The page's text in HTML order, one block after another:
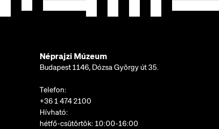
Néprajzi Múzeum
Budapest 1146, Dózsa György út 35.
Telefon:
+36 1 474 2100
Hívható:
hétfő-csütörtök: 10:00-16:00